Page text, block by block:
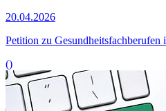
20.04.2026
Petition zu Gesundheits­fachberufen
()